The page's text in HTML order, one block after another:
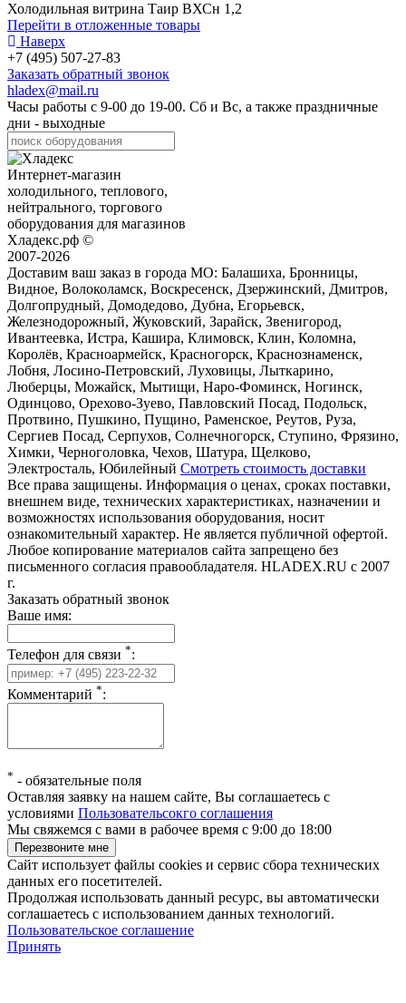
Холодильная витрина Таир ВХСн 1,2
Перейти в отложенные товары
Наверх
+7 (495) 507-27-83
Заказать обратный звонок
hladex@mail.ru
Часы работы с 9-00 до 19-00. Сб и Вс, а также праздничные
дни - выходные
Интернет-магазин
холодильного, теплового,
нейтрального, торгового
оборудования для магазинов
Хладекс.рф ©
2007-2026
Доставим ваш заказ в города МО: Балашиха, Бронницы,
Видное, Волоколамск, Воскресенск, Дзержинский, Дмитров,
Долгопрудный, Домодедово, Дубна, Егорьевск,
Железнодорожный, Жуковский, Зарайск, Звенигород,
Ивантеевка, Истра, Кашира, Климовск, Клин, Коломна,
Королёв, Красноармейск, Красногорск, Краснознаменск,
Лобня, Лосино-Петровский, Луховицы, Лыткарино,
Люберцы, Можайск, Мытищи, Наро-Фоминск, Ногинск,
Одинцово, Орехово-Зуево, Павловский Посад, Подольск,
Протвино, Пушкино, Пущино, Раменское, Реутов, Руза,
Сергиев Посад, Серпухов, Солнечногорск, Ступино, Фрязино,
Химки, Черноголовка, Чехов, Шатура, Щелково,
Электросталь, Юбилейный Смотреть стоимость доставки
Все права защищены. Информация о ценах, сроках поставки,
внешнем виде, технических характеристиках, назначении и
возможностях использования оборудования, носит
ознакомительный характер. Не является публичной офертой.
Любое копирование материалов сайта запрещено без
письменного согласия правообладателя. HLADEX.RU c 2007
г.
Заказать обратный звонок
Ваше имя:
Телефон для связи *:
Комментарий *:
* - обязательные поля
Оставляя заявку на нашем сайте, Вы соглашаетесь с
условиями Пользовательсокго соглашения
Мы свяжемся с вами в рабочее время с 9:00 до 18:00
Сайт использует файлы cookies и сервис сбора технических
данных его посетителей.
Продолжая использовать данный ресурс, вы автоматически
соглашаетесь с использованием данных технологий.
Пользовательское соглашение
Принять